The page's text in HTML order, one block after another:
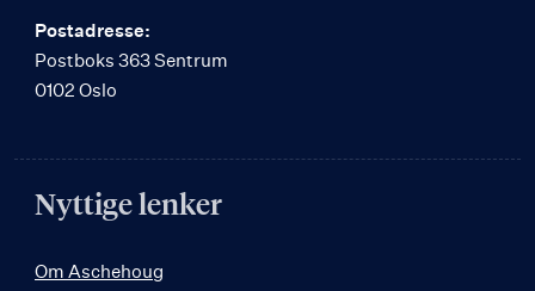
Postadresse:
Postboks 363 Sentrum
0102 Oslo
Nyttige lenker
Om Aschehoug